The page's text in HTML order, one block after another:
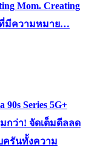
Mom. Creating
ที่มีความหมาย…
Series 5G+
กว่า! จัดเต็มดีลลด
ครันทั้งความ